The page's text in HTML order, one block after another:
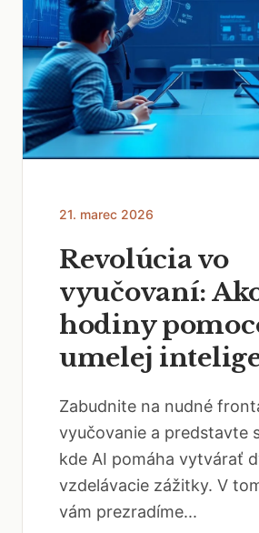
21. marec 2026
Revolúcia vo
vyučovaní:
hodiny
umelej
Zabudnite na nudné
vyučovanie a predstavte
kde AI pomáha vytvárať
vzdelávacie zážitky. V
vám prezradíme...